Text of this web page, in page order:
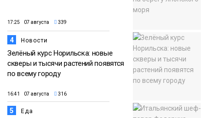
17:25 07 августа 339
4 Новости
Зелёный курс Норильска: новые
скверы и тысячи растений появятся
по всему городу
16:41 07 августа 316
5 Еда